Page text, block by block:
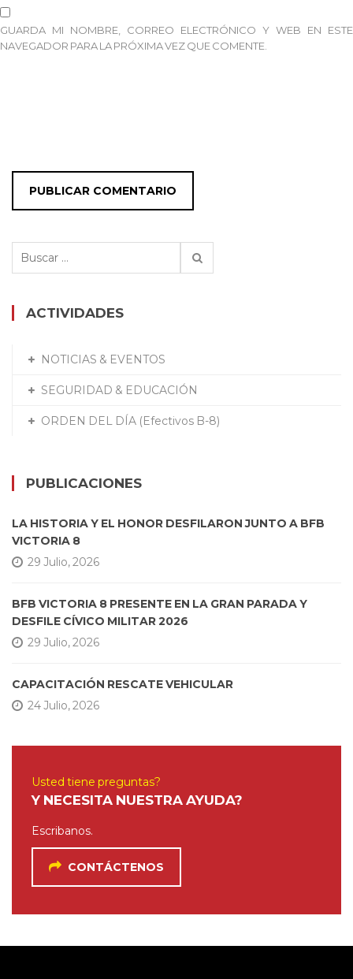
GUARDA MI NOMBRE, CORREO ELECTRÓNICO Y WEB EN ESTE
NAVEGADOR PARA LA PRÓXIMA VEZ QUE COMENTE.
Buscar:
ACTIVIDADES
NOTICIAS & EVENTOS
SEGURIDAD & EDUCACIÓN
ORDEN DEL DÍA (Efectivos B-8)
PUBLICACIONES
LA HISTORIA Y EL HONOR DESFILARON JUNTO A BFB
VICTORIA 8
29 Julio, 2026
BFB VICTORIA 8 PRESENTE EN LA GRAN PARADA Y
DESFILE CÍVICO MILITAR 2026
29 Julio, 2026
CAPACITACIÓN RESCATE VEHICULAR
24 Julio, 2026
Usted tiene preguntas?
Y NECESITA NUESTRA AYUDA?
Escribanos.
CONTÁCTENOS